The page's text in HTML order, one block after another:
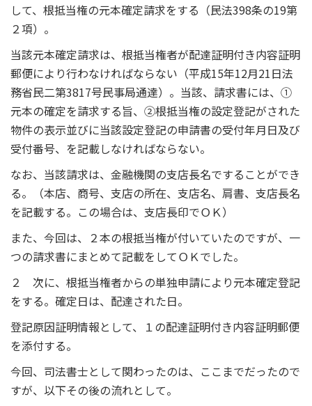
して、根抵当権の元本確定請求をする（民法398条の19第
２項）。
当該元本確定請求は、根抵当権者が配達証明付き内容証明
郵便により行わなければならない（平成15年12月21日法
務省民二第3817号民事局通達）。当該、請求書には、①
元本の確定を請求する旨、②根抵当権の設定登記がされた
物件の表示並びに当該設定登記の申請書の受付年月日及び
受付番号、を記載しなければならない。
なお、当該請求は、金融機関の支店長名ですることができ
る。（本店、商号、支店の所在、支店名、肩書、支店長名
を記載する。この場合は、支店長印でＯＫ）
また、今回は、２本の根抵当権が付いていたのですが、一
つの請求書にまとめて記載をしてＯＫでした。
２ 次に、根抵当権者からの単独申請により元本確定登記
をする。確定日は、配達された日。
登記原因証明情報として、１の配達証明付き内容証明郵便
を添付する。
今回、司法書士として関わったのは、ここまでだったので
すが、以下その後の流れとして。